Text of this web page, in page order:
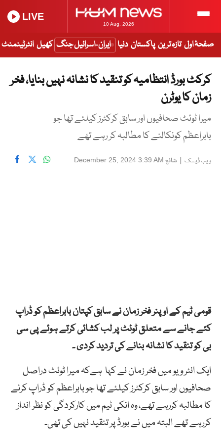
10 Aug, 2026
LIVE
صفحۂ اول تازہ ترین پاکستان دنیا ایران-اسرائیل جنگ کھیل انٹرٹینمنٹ
کرکٹ بورڈ انتظامیہ کو تنقید کا نشانہ نہیں بنایا، فخر
زمان کا یوٹرن
میرا ٹوئٹ صحافیوں اور سابق کرکٹرز کیلئے تھا جو
بابراعظم کونکالنے کا مطالبہ کر رہے تھے
ویب ڈیسک | شائع December 25, 2024 3:39 AM
قومی ٹیم کے اوپنر فخر زمان نے سابق کپتان بابراعظم کو ڈراپ
کئے جانے سے متعلق ٹوئٹ پر لب کشائی کرتے ہوئے پی سی
بی کو تنقید کا نشانہ بنانے کی تردید کردی ۔
ایک انٹر ویو میں فخر زمان نے کہا ہےکہ میرا ٹوئٹ دراصل
صحافیوں اور سابق کرکٹرز کیلئے تھا جو بابراعظم کو ڈراپ کرنے
کا مطالبہ کررہے تھے، وہ انکی ٹیم میں کارکردگی کو نظر انداز
کررہے تھے البتہ میں نے بورڈ پر تنقید نہیں کی تھی۔